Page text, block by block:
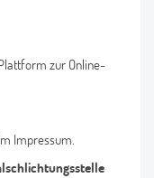
zur Online-
Impressum.